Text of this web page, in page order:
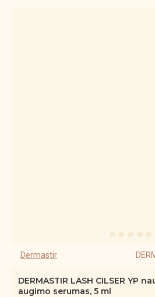
Dermastir
DERMASTIR LASH CILSER YP
augimo serumas, 5 ml